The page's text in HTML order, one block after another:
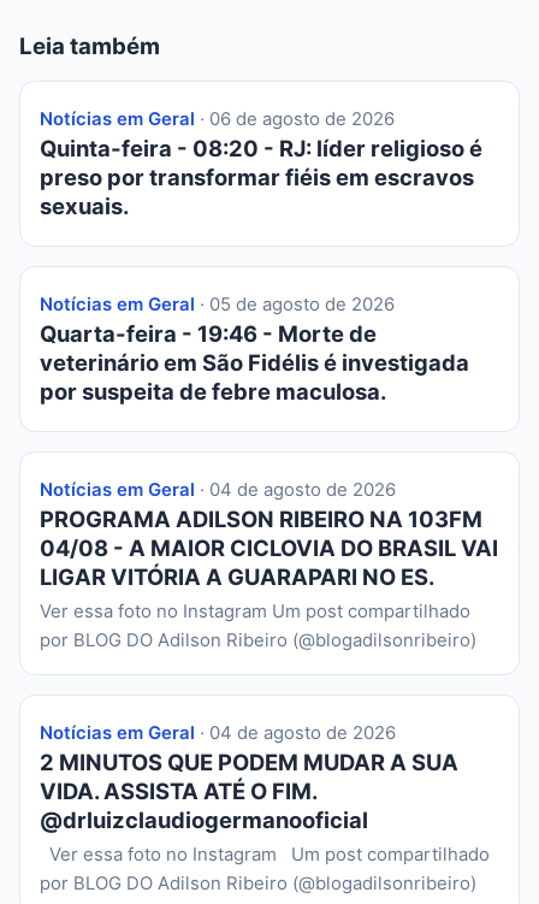
Leia também
Notícias em Geral · 06 de agosto de 2026
Quinta-feira - 08:20 - RJ: líder religioso é
preso por transformar fiéis em escravos
sexuais.
Notícias em Geral · 05 de agosto de 2026
Quarta-feira - 19:46 - Morte de
veterinário em São Fidélis é investigada
por suspeita de febre maculosa.
Notícias em Geral · 04 de agosto de 2026
PROGRAMA ADILSON RIBEIRO NA 103FM
04/08 - A MAIOR CICLOVIA DO BRASIL VAI
LIGAR VITÓRIA A GUARAPARI NO ES.
Ver essa foto no Instagram Um post compartilhado
por BLOG DO Adilson Ribeiro (@blogadilsonribeiro)
Notícias em Geral · 04 de agosto de 2026
2 MINUTOS QUE PODEM MUDAR A SUA
VIDA. ASSISTA ATÉ O FIM.
@drluizclaudiogermanooficial
Ver essa foto no Instagram Um post compartilhado
por BLOG DO Adilson Ribeiro (@blogadilsonribeiro)